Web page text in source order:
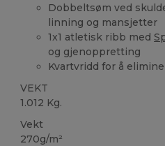
Dobbeltsøm ved
linning og mansjetter
1x1 atletisk ribb med
og gjenoppretting
Kvartvridd for å
VEKT
1.012 Kg.
Vekt
270g/m²